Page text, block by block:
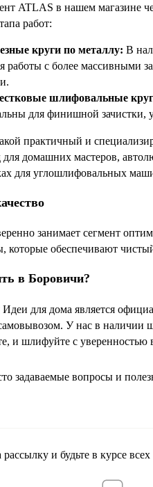
ATLAS в нашем магазине
работ:
круги по металлу: В
работы с более массивными
шлифовальные
для финишной зачистки,
практичный и
домашних мастеров,
для углошлифовальных
занимает сегмент
которые обеспечивают
в Боровичи?
для дома является
У нас в наличии
и шлифуйте с уверенностью в
задаваемые вопросы и
и будьте в курсе